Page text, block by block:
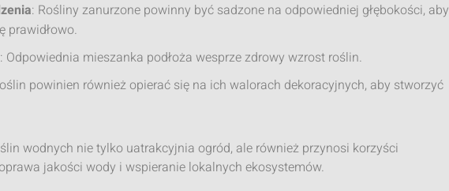
: Rośliny zanurzone powinny być sadzone na odpowiedniej głębokości, aby
prawidłowo.
: Odpowiednia mieszanka podłoża wesprze zdrowy wzrost roślin.
powinien również opierać się na ich walorach dekoracyjnych, aby stworzyć
wodnych nie tylko uatrakcyjnia ogród, ale również przynosi korzyści
jakości wody i wspieranie lokalnych ekosystemów.